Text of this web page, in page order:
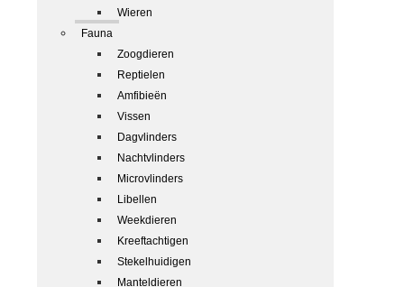
Wieren
Fauna
Zoogdieren
Reptielen
Amfibieën
Vissen
Dagvlinders
Nachtvlinders
Microvlinders
Libellen
Weekdieren
Kreeftachtigen
Stekelhuidigen
Manteldieren